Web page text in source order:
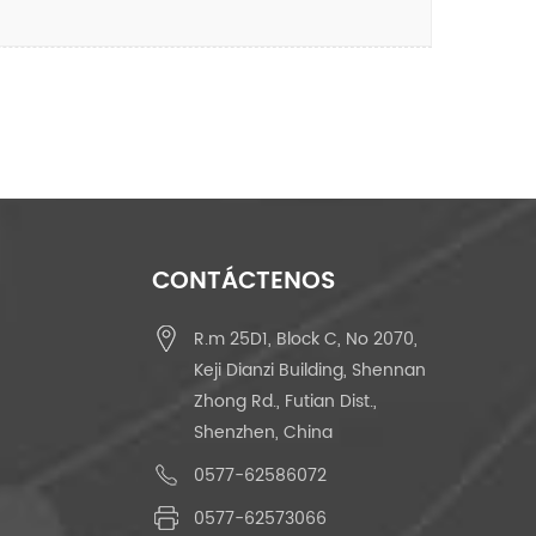
CONTÁCTENOS
R.m 25D1, Block C, No 2070,
Keji Dianzi Building, Shennan
Zhong Rd., Futian Dist.,
Shenzhen, China
0577-62586072
0577-62573066